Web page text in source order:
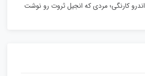
اندرو کارنگی؛ مردی که انجیل ثروت رو نوشت